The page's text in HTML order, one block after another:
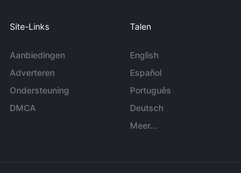
Site-Links
Aanbiedingen
Adverteren
Ondersteuning
DMCA
Talen
English
Español
Português
Deutsch
Meer...